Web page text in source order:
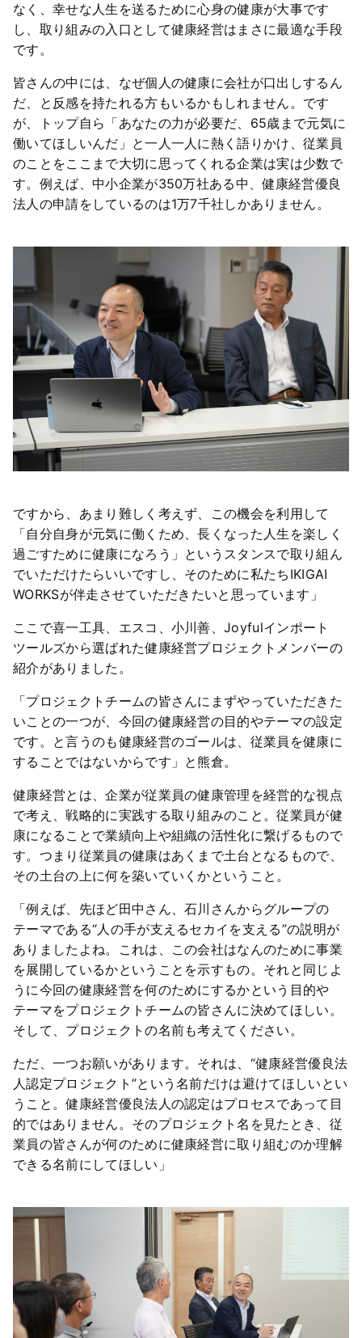
なく、幸せな人生を送るために心身の健康が大事です
し、取り組みの入口として健康経営はまさに最適な手段
です。
皆さんの中には、なぜ個人の健康に会社が口出しするん
だ、と反感を持たれる方もいるかもしれません。です
が、トップ自ら「あなたの力が必要だ、65歳まで元気に
働いてほしいんだ」と一人一人に熱く語りかけ、従業員
のことをここまで大切に思ってくれる企業は実は少数で
す。例えば、中小企業が350万社ある中、健康経営優良
法人の申請をしているのは1万7千社しかありません。
ですから、あまり難しく考えず、この機会を利用して
「自分自身が元気に働くため、長くなった人生を楽しく
過ごすために健康になろう」というスタンスで取り組ん
でいただけたらいいですし、そのために私たちIKIGAI
WORKSが伴走させていただきたいと思っています」
ここで喜一工具、エスコ、小川善、Joyfulインポート
ツールズから選ばれた健康経営プロジェクトメンバーの
紹介がありました。
「プロジェクトチームの皆さんにまずやっていただきた
いことの一つが、今回の健康経営の目的やテーマの設定
です。と言うのも健康経営のゴールは、従業員を健康に
することではないからです」と熊倉。
健康経営とは、企業が従業員の健康管理を経営的な視点
で考え、戦略的に実践する取り組みのこと。従業員が健
康になることで業績向上や組織の活性化に繋げるもので
す。 つまり従業員の健康はあくまで土台となるもので、
その土台の上に何を築いていくかということ。
「例えば、先ほど田中さん、石川さんからグループの
テーマである“人の手が支えるセカイを支える”の説明が
ありましたよね。これは、この会社はなんのために事業
を展開しているかということを示すもの。それと同じよ
うに今回の健康経営を何のためにするかという目的や
テーマをプロジェクトチームの皆さんに決めてほしい。
そして、プロジェクトの名前も考えてください。
ただ、一つお願いがあります。それは、“健康経営優良法
人認定プロジェクト”という名前だけは避けてほしいとい
うこと。健康経営優良法人の認定はプロセスであって目
的ではありません。そのプロジェクト名を見たとき、従
業員の皆さんが何のために健康経営に取り組むのか理解
できる名前にしてほしい」